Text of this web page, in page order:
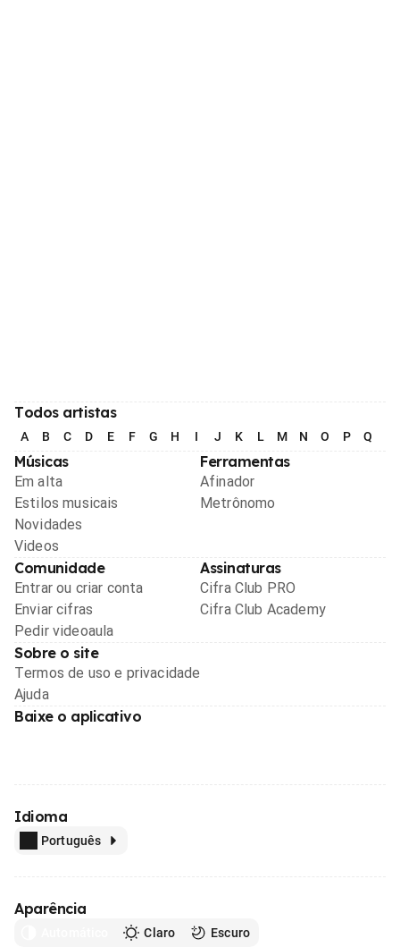
Todos artistas
A B C D E F G H I J K L M N O P Q
Músicas
Em alta
Estilos musicais
Novidades
Videos
Ferramentas
Afinador
Metrônomo
Comunidade
Entrar ou criar conta
Enviar cifras
Pedir videoaula
Assinaturas
Cifra Club PRO
Cifra Club Academy
Sobre o site
Termos de uso e privacidade
Ajuda
Baixe o aplicativo
Idioma
Português
Aparência
Claro Escuro